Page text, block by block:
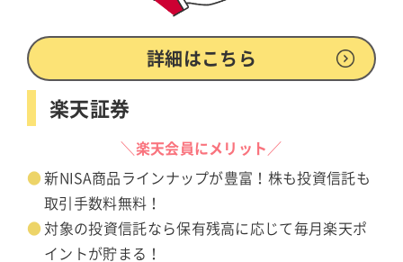
詳細はこちら
楽天証券
＼楽天会員にメリット／
新NISA商品ラインナップが豊富！株も投資信託も
取引手数料無料！
対象の投資信託なら保有残高に応じて毎月楽天ポ
イントが貯まる！